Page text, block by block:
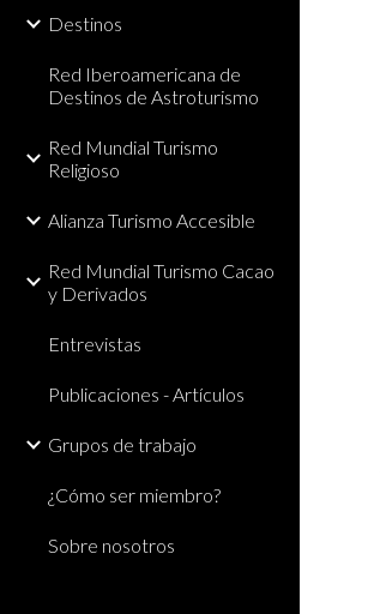
Destinos
Red Iberoamericana de
Destinos de Astroturismo
Red Mundial Turismo
Religioso
Alianza Turismo Accesible
Red Mundial Turismo Cacao
y Derivados
Entrevistas
Publicaciones - Artículos
Grupos de trabajo
¿Cómo ser miembro?
Sobre nosotros